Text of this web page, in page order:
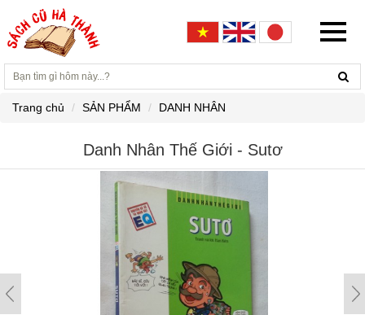
Trang chủ SẢN PHẨM DANH NHÂN
Danh Nhân Thế Giới - Sutơ